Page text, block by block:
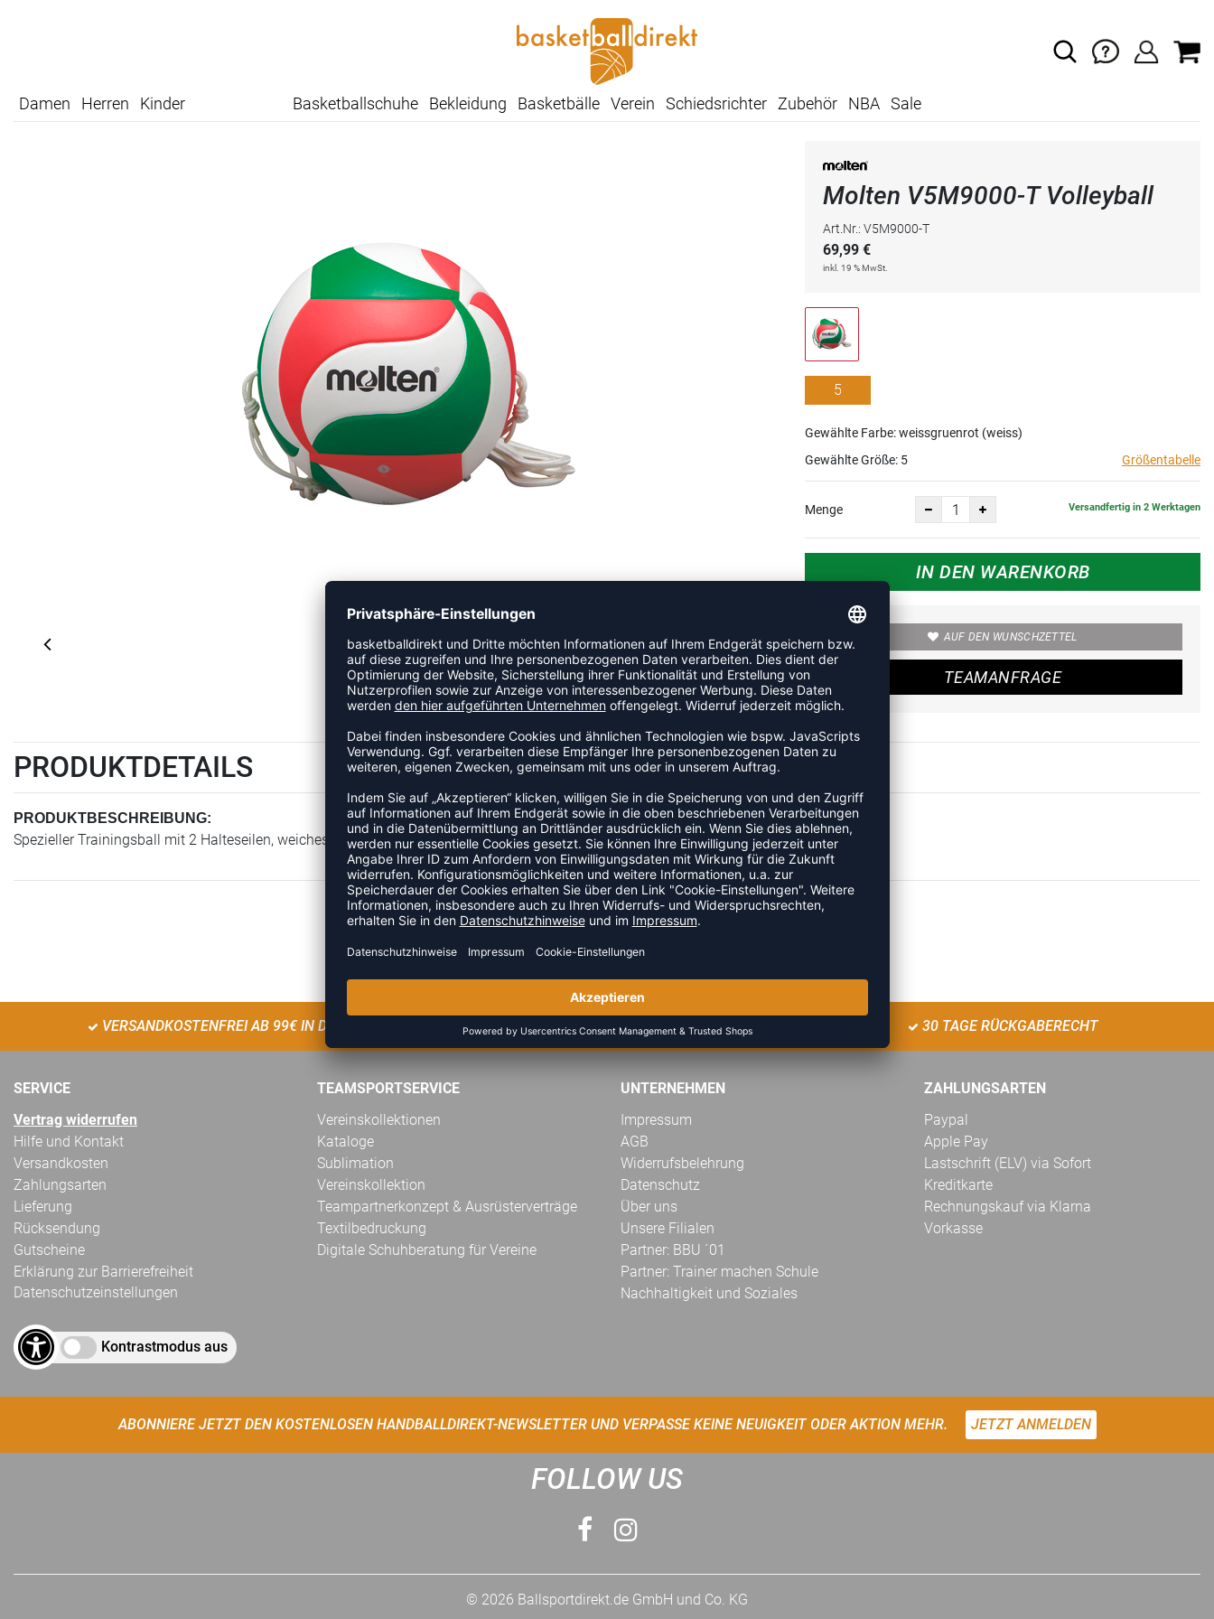
Damen Herren Kinder Basketballschuhe Bekleidung Basketbälle Verein Schiedsrichter Zubehör NBA Sale
Molten V5M9000-T Volleyball
Art.Nr.: V5M9000-T
69,99 €
inkl. 19 % MwSt.
5
Gewählte Farbe: weissgruenrot (weiss)
Gewählte Größe: 5 Größentabelle
Menge Versandfertig in 2 Werktagen
IN DEN WARENKORB
AUF DEN WUNSCHZETTEL
TEAMANFRAGE
PRODUKTDETAILS
PRODUKTBESCHREIBUNG:
Spezieller Trainingsball mit 2 Halteseilen, weiches Synthetik-Leder, Angriffs- und Blocktraining, Seillänge je 150 cm
ZULETZT ANGESEHEN
VERSANDKOSTENFREI AB 99€ IN DE GELD-ZURÜCK-GARANTIE 30 TAGE RÜCKGABERECHT
SERVICE
Vertrag widerrufen
Hilfe und Kontakt
Versandkosten
Zahlungsarten
Lieferung
Rücksendung
Gutscheine
Erklärung zur Barrierefreiheit
Datenschutzeinstellungen
Kontrastmodus aus
TEAMSPORTSERVICE
Vereinskollektionen
Kataloge
Sublimation
Vereinskollektion
Teampartnerkonzept & Ausrüsterverträge
Textilbedruckung
Digitale Schuhberatung für Vereine
UNTERNEHMEN
Impressum
AGB
Widerrufsbelehrung
Datenschutz
Über uns
Unsere Filialen
Partner: BBU ´01
Partner: Trainer machen Schule
Nachhaltigkeit und Soziales
ZAHLUNGSARTEN
Paypal
Apple Pay
Lastschrift (ELV) via Sofort
Kreditkarte
Rechnungskauf via Klarna
Vorkasse
ABONNIERE JETZT DEN KOSTENLOSEN HANDBALLDIREKT-NEWSLETTER UND VERPASSE KEINE NEUIGKEIT ODER AKTION MEHR. JETZT ANMELDEN
FOLLOW US
© 2026 Ballsportdirekt.de GmbH und Co. KG